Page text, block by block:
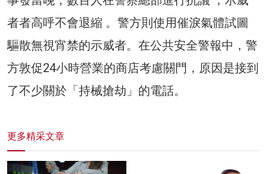
者者高呼不會退縮 。警方則使用催淚氣體試圖
驅散無視宵禁的示威者。在公共安全警報中，警
方敦促24小時營業的商店考慮關門，原因是接到
了不少關於「持械搶劫」的電話。
更多精采文章